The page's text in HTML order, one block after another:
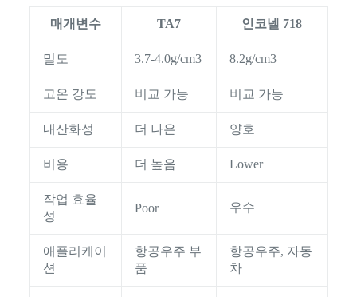
매개변수 TA7 인코넬 718
밀도 3.7-4.0g/cm3 8.2g/cm3
고온 강도 비교 가능 비교 가능
내산화성 더 나은 양호
비용 더 높음 Lower
작업 효율
성
Poor 우수
애플리케이
션
항공우주 부
품
항공우주, 자동
차